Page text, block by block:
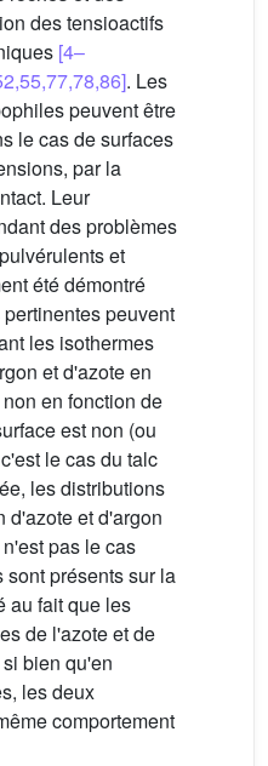
des tensioactifs
[4–
. Les
peuvent être
le cas de surfaces
par la
Leur
des problèmes
et
été démontré
peuvent
les isothermes
et d'azote en
en fonction de
est non (ou
le cas du talc
les distributions
d'azote et d'argon
pas le cas
présents sur la
au fait que les
de l'azote et de
bien qu'en
les deux
comportement